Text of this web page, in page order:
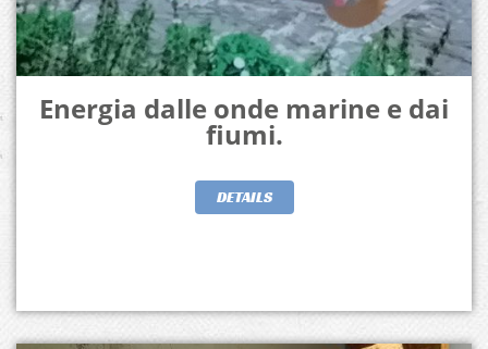
Energia dalle onde marine e dai
fiumi.
DETAILS